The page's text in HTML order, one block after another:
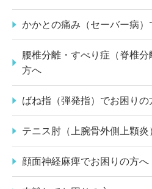
かかとの痛み（セーバー病
腰椎分離・すべり症（脊椎
方へ
ばね指（弾発指）でお困りの
テニス肘（上腕骨外側上顆
顔面神経麻痺でお困りの方へ